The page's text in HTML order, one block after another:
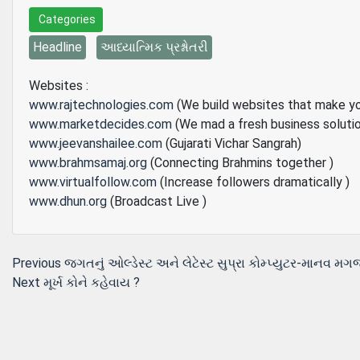
Categories
Headline આધ્યાત્મિક પ્રશ્નોતરી
Websites :
www.rajtechnologies.com (We build websites that make
www.marketdecides.com (We mad a fresh business
www.jeevanshailee.com (Gujarati Vichar Sangrah)
www.brahmsamaj.org (Connecting Brahmins together )
www.virtualfollow.com (Increase followers dramatically )
www.dhun.org (Broadcast Live )
Post
navigation
Previous Previous
post:
જગતનું ઓલ્ડેસ્ટ અને લેટેસ્ટ સુપ્રા કોમ્પ્યુટર-માનવ
Next Next
મૂર્ખ કોને કહેવાય ?